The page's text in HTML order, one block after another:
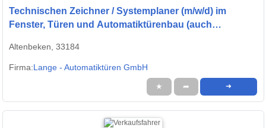
Technischen Zeichner / Systemplaner (m/w/d) im
Fenster, Türen und Automatiktürenbau (auch
Altenbeken, 33184
Firma:Lange - Automatiktüren GmbH
★ ➦ ➜